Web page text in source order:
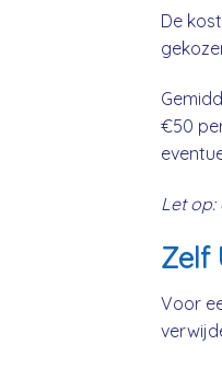
De
€50
Let op:
Zelf
Voor